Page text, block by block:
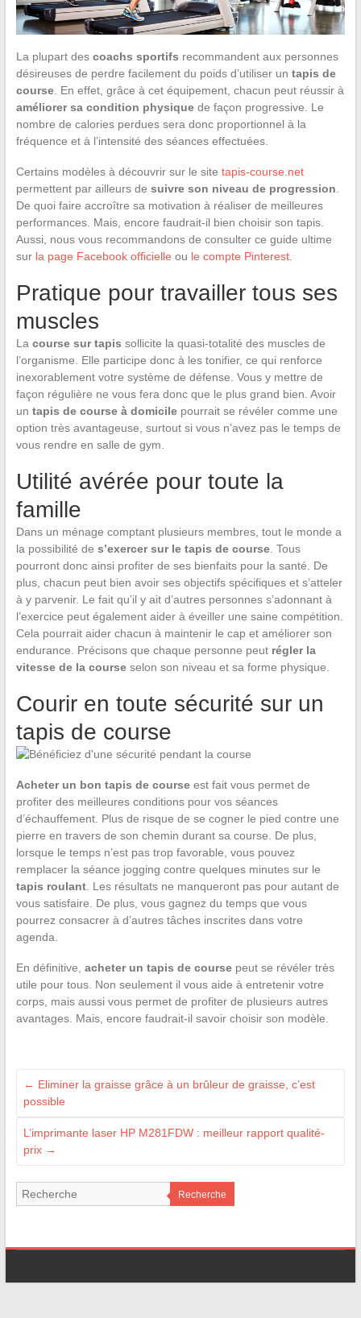
La plupart des coachs sportifs recommandent aux personnes
désireuses de perdre facilement du poids d’utiliser un tapis de
course. En effet, grâce à cet équipement, chacun peut réussir à
améliorer sa condition physiquede façon progressive. Le
nombre de calories perdues sera donc proportionnel à la
fréquence et à l’intensité des séances effectuées.
Certains modèles à découvrir sur le site tapis-course.net
permettent par ailleurs de suivre son niveau de progression
De quoi faire accroître sa motivation à réaliser de meilleures
performances. Mais, encore faudrait-il bien choisir son tapis.
Aussi, nous vous recommandons de consulter ce guide ultime
sur la page Facebook officielle ou le compte Pinterest.
Pratique pour travailler tous ses
muscles
La course sur tapis sollicite la quasi-totalité des muscles de
l’organisme. Elle participe donc à les tonifier, ce qui renforce
inexorablement votre système de défense. Vous y mettre de
façon régulière ne vous fera donc que le plus grand bien. Avoir
un tapis de course à domicilepourrait se révéler comme une
option très avantageuse, surtout si vous n’avez pas le temps de
vous rendre en salle de gym.
Utilité avérée pour toute la
famille
Dans un ménage comptant plusieurs membres, tout le monde a
la possibilité de s’exercer sur le tapis de course. Tous
pourront donc ainsi profiter de ses bienfaits pour la santé. De
plus, chacun peut bien avoir ses objectifs spécifiques et s’atteler
à y parvenir. Le fait qu’il y ait d’autres personnes s’adonnant à
l’exercice peut également aider à éveiller une saine compétition.
Cela pourrait aider chacun à maintenir le cap et améliorer son
endurance. Précisons que chaque personne peut régler la
vitesse de la courseselon son niveau et sa forme physique.
Courir en toute sécurité sur un
tapis de course
Acheter un bon tapis de courseest fait vous permet de
profiter des meilleures conditions pour vos séances
d’échauffement. Plus de risque de se cogner le pied contre une
pierre en travers de son chemin durant sa course. De plus,
lorsque le temps n’est pas trop favorable, vous pouvez
remplacer la séance jogging contre quelques minutes sur le
tapis roulant. Les résultats ne manqueront pas pour autant de
vous satisfaire. De plus, vous gagnez du temps que vous
pourrez consacrer à d’autres tâches inscrites dans votre
agenda.
En définitive, acheter un tapis de coursepeut se révéler très
utile pour tous. Non seulement il vous aide à entretenir votre
corps, mais aussi vous permet de profiter de plusieurs autres
avantages. Mais, encore faudrait-il savoir choisir son modèle.
← Eliminer la graisse grâce à un brûleur de graisse, c’est
possible
L’imprimante laser HP M281FDW : meilleur rapport qualité-
prix →
Recherche